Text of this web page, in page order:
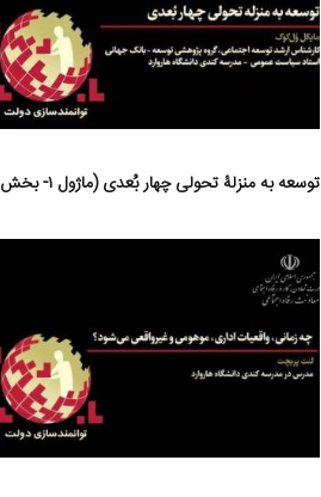
توسعه به منزلۀ تحولی چهار بُعدی (ماژول ۱- بخش ۱)